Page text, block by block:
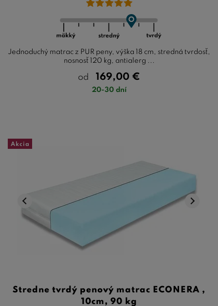
Jednoduchý matrac z PUR peny, výška 18 cm, stredná tvrdosť,
nosnosť 120 kg, antialerg ...
od 169,00 €
20-30 dní
Akcia
Stredne tvrdý penový matrac ECONERA ,
10cm, 90 kg